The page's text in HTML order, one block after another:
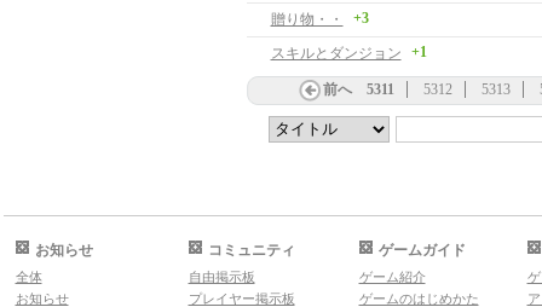
贈り物・・ +3
スキルとダンジョン +1
前へ 5311 5312 5313
お知らせ
全体
お知らせ
コミュニティ
自由掲示板
プレイヤー掲示板
ゲームガイド
ゲーム紹介
ゲームのはじめかた